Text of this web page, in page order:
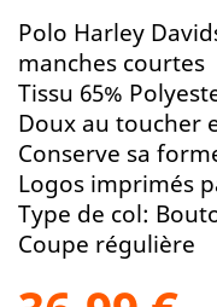
Polo Harley
manches courtes
Tissu 65%
Doux au toucher
Conserve sa
Logos imprimés
Type de col:
Coupe régulière